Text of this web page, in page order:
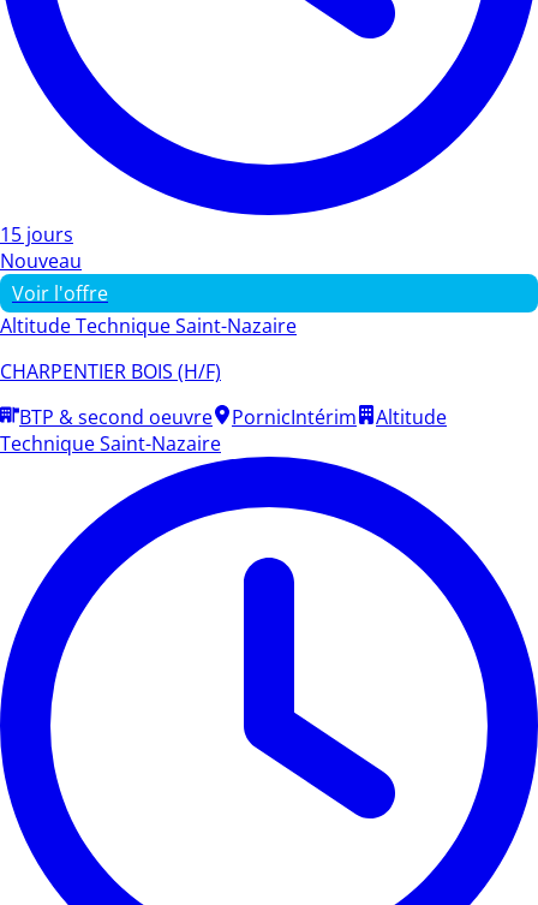
15 jours
Nouveau
Voir l'offre
Altitude Technique Saint-Nazaire
CHARPENTIER BOIS (H/F)
BTP & second oeuvre
PornicIntérim
Altitude
Technique Saint-Nazaire